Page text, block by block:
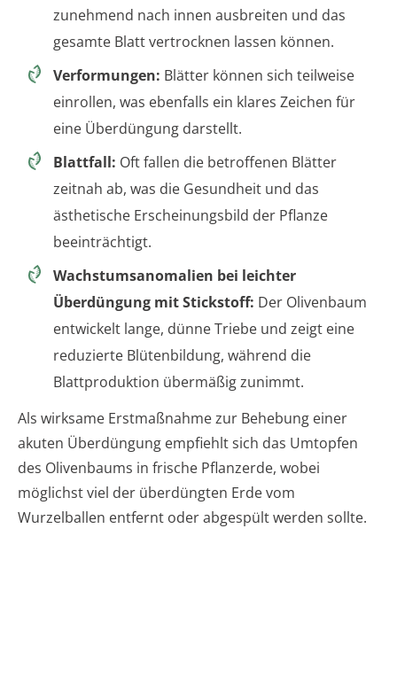
zunehmend nach innen ausbreiten und das
gesamte Blatt vertrocknen lassen können.
Verformungen: Blätter können sich teilweise
einrollen, was ebenfalls ein klares Zeichen für
eine Überdüngung darstellt.
Blattfall: Oft fallen die betroffenen Blätter
zeitnah ab, was die Gesundheit und das
ästhetische Erscheinungsbild der Pflanze
beeinträchtigt.
Wachstumsanomalien bei leichter
Überdüngung mit Stickstoff: Der Olivenbaum
entwickelt lange, dünne Triebe und zeigt eine
reduzierte Blütenbildung, während die
Blattproduktion übermäßig zunimmt.
Als wirksame Erstmaßnahme zur Behebung einer
akuten Überdüngung empfiehlt sich das Umtopfen
des Olivenbaums in frische Pflanzerde, wobei
möglichst viel der überdüngten Erde vom
Wurzelballen entfernt oder abgespült werden sollte.